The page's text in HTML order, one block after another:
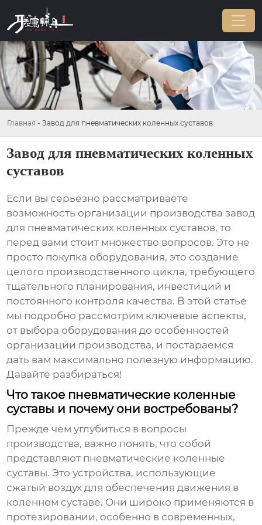
Главная - Завод для пневматических коленных суставов
Завод для пневматических коленных
суставов
Если вы серьезно рассматриваете
возможность организации производствазавод
для пневматических коленных суставов, то
перед вами стоит множество вопросов. Это не
просто покупка оборудования, это создание
целого производственного цикла, требующего
тщательного планирования, инвестиций и
постоянного контроля качества. В этой статье
мы подробно рассмотрим ключевые аспекты,
от выбора оборудования до особенностей
организации производства, и постараемся
дать вам максимально полезную информацию.
Давайте разбираться!
Что такое пневматические коленные
суставы и почему они востребованы?
Прежде чем углубиться в вопросы
производства, важно понять, что собой
представляют пневматические коленные
суставы. Это устройства, использующие
сжатый воздух для обеспечения движения в
коленном суставе. Они широко применяются в
протезировании, особенно в современных,